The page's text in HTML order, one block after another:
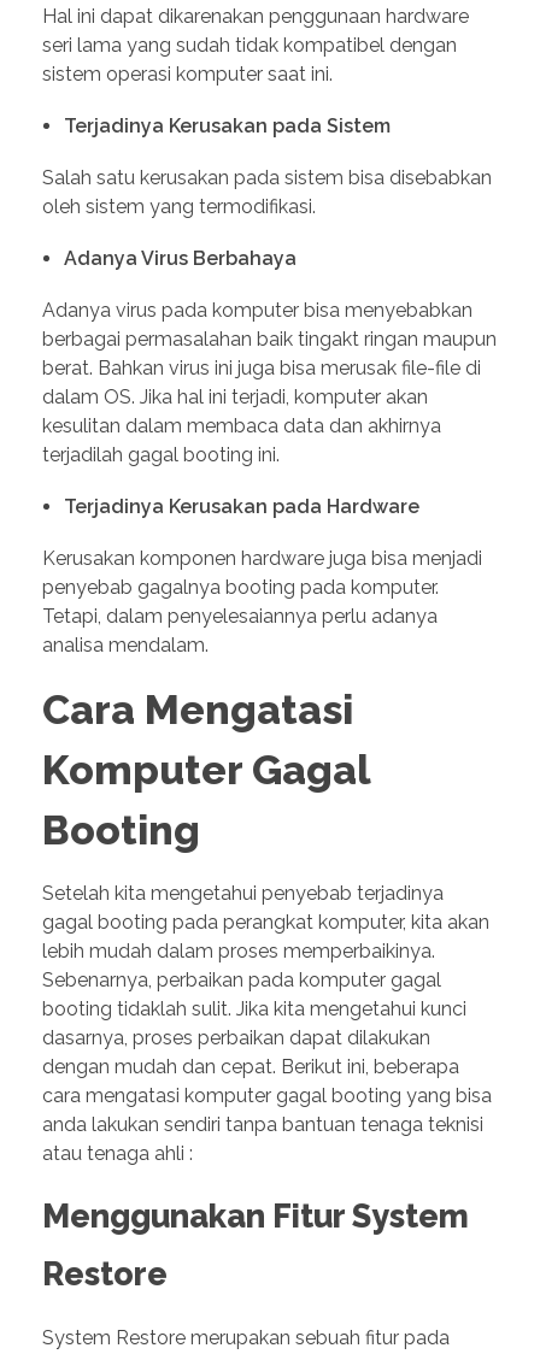
Hal ini dapat dikarenakan penggunaan hardware
seri lama yang sudah tidak kompatibel dengan
sistem operasi komputer saat ini.
Terjadinya Kerusakan pada Sistem
Salah satu kerusakan pada sistem bisa disebabkan
oleh sistem yang termodifikasi.
Adanya Virus Berbahaya
Adanya virus pada komputer bisa menyebabkan
berbagai permasalahan baik tingakt ringan maupun
berat. Bahkan virus ini juga bisa merusak file-file di
dalam OS. Jika hal ini terjadi, komputer akan
kesulitan dalam membaca data dan akhirnya
terjadilah gagal booting ini.
Terjadinya Kerusakan pada Hardware
Kerusakan komponen hardware juga bisa menjadi
penyebab gagalnya booting pada komputer.
Tetapi, dalam penyelesaiannya perlu adanya
analisa mendalam.
Cara Mengatasi
Komputer Gagal
Booting
Setelah kita mengetahui penyebab terjadinya
gagal booting pada perangkat komputer, kita akan
lebih mudah dalam proses memperbaikinya.
Sebenarnya, perbaikan pada komputer gagal
booting tidaklah sulit. Jika kita mengetahui kunci
dasarnya, proses perbaikan dapat dilakukan
dengan mudah dan cepat. Berikut ini, beberapa
cara mengatasi komputer gagal booting yang bisa
anda lakukan sendiri tanpa bantuan tenaga teknisi
atau tenaga ahli :
Menggunakan Fitur System
Restore
System Restore merupakan sebuah fitur pada